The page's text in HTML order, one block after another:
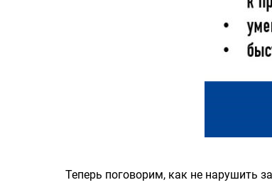
Теперь поговорим, как не нарушить